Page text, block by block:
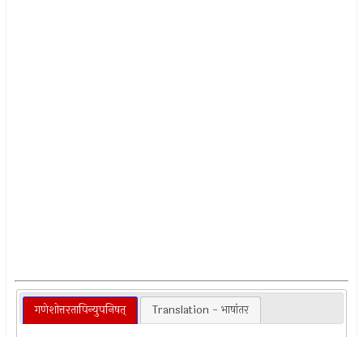
गणेशोत्तरतापिन्युपनिषत् Translation - भाषांतर